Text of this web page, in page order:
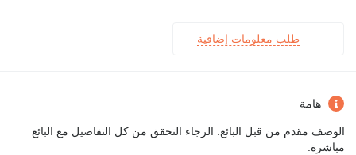
طلب معلومات إضافية
هامة
الوصف مقدم من قبل البائع. الرجاء التحقق من كل التفاصيل مع البائع
مباشرة.